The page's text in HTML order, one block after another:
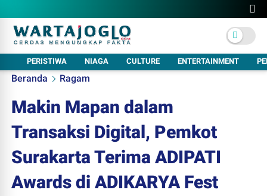
PERISTIWA NIAGA CULTURE ENTERTAINMENT
Beranda Ragam
Makin Mapan dalam
Transaksi Digital, Pemkot
Surakarta Terima ADIPATI
Awards di ADIKARYA Fest